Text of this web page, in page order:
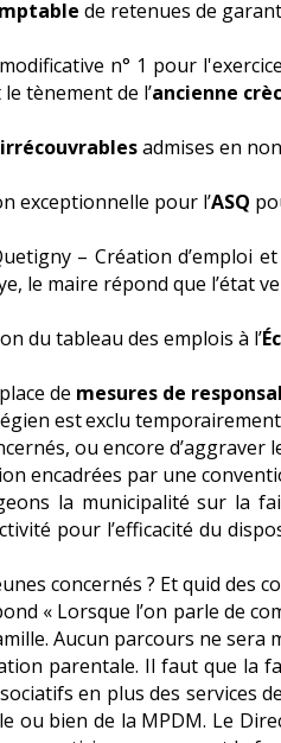
de retenues de
n° 1 pour
le tènement de l’ancienne
irrécouvrablesadmises en
exceptionnelle pour l’ASQ
– Création d’emploi
le maire répond que l’état
du tableau des emplois à l’
de mesures de
est exclu temporairement
ou encore
encadrées par une
la municipalité sur la
pour l’efficacité du
concernés ? Et quid des
« Lorsque l’on parle de
Aucun parcours ne
parentale. Il faut que la
en plus des services de
ou bien de la MPDM. Le